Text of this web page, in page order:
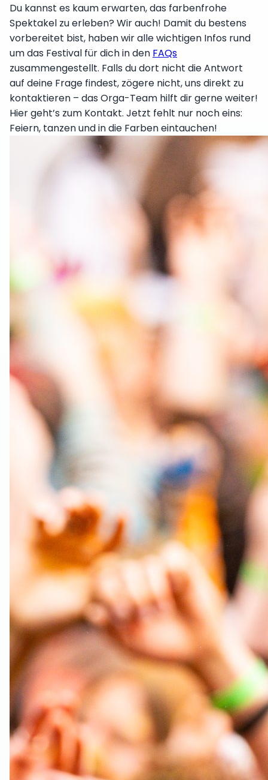
Du kannst es kaum erwarten, das farbenfrohe
Spektakel zu erleben? Wir auch! Damit du bestens
vorbereitet bist, haben wir alle wichtigen Infos rund
um das Festival für dich in den FAQs
zusammengestellt. Falls du dort nicht die Antwort
auf deine Frage findest, zögere nicht, uns direkt zu
kontaktieren – das Orga-Team hilft dir gerne weiter!
Hier geht’s zum Kontakt. Jetzt fehlt nur noch eins:
Feiern, tanzen und in die Farben eintauchen!